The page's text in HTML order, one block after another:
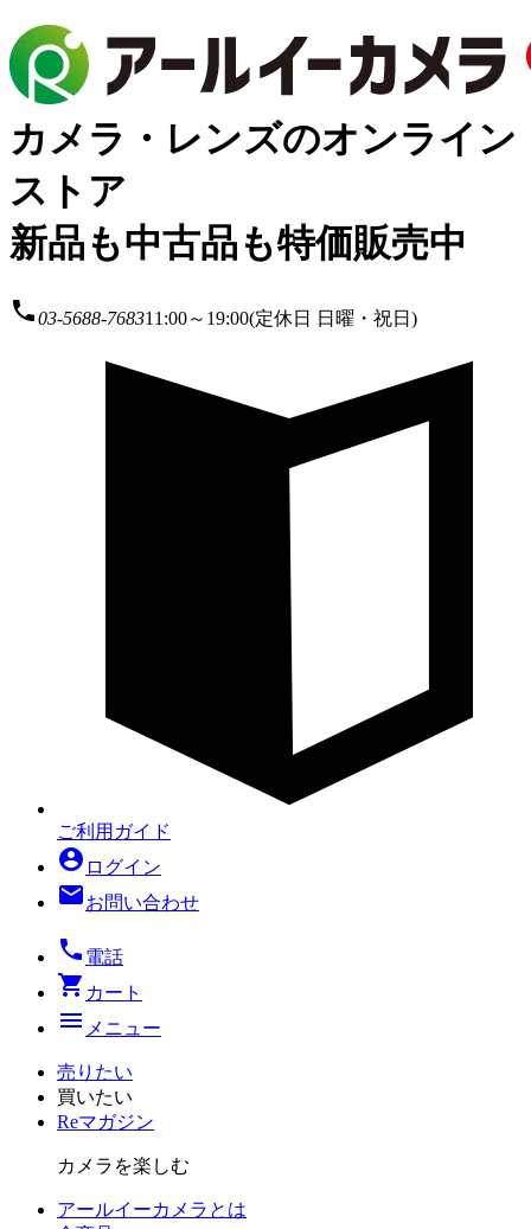
カメラ・レンズのオンライン
ストア
新品も中古品も特価販売中
local_phone03-5688-768311:00～19:00(定休日 日曜・祝日)
ご利用ガイド
account_circle ログイン
mailお問い合わせ
local_phone 電話
shopping_cart カート
menu メニュー
売りたい
買いたい
Reマガジン
カメラを楽しむ
アールイーカメラとは